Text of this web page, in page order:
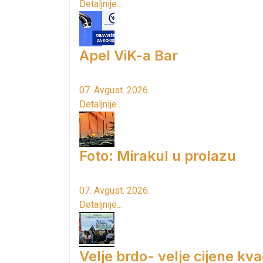
Detaljnije...
Apel ViK-a Bar
07. Avgust. 2026.
Detaljnije...
Foto: Mirakul u prolazu
07. Avgust. 2026.
Detaljnije...
Velje brdo- velje cijene